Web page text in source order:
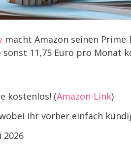
macht Amazon seinen
11,75 Euro pro Monat
kostenlos! (Amazon-Link)
ihr vorher einfach
2026